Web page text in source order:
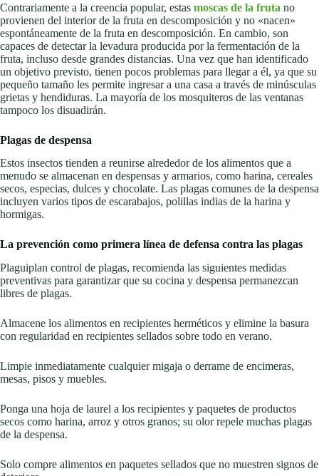
Contrariamente a la creencia popular, estas moscas de la fruta no
provienen del interior de la fruta en descomposición y no «nacen»
espontáneamente de la fruta en descomposición. En cambio, son
capaces de detectar la levadura producida por la fermentación de la
fruta, incluso desde grandes distancias. Una vez que han identificado
un objetivo previsto, tienen pocos problemas para llegar a él, ya que su
pequeño tamaño les permite ingresar a una casa a través de minúsculas
grietas y hendiduras. La mayoría de los mosquiteros de las ventanas
tampoco los disuadirán.
Plagas de despensa
Estos insectos tienden a reunirse alrededor de los alimentos que a
menudo se almacenan en despensas y armarios, como harina, cereales
secos, especias, dulces y chocolate. Las plagas comunes de la despensa
incluyen varios tipos de escarabajos, polillas indias de la harina y
hormigas.
La prevención como primera línea de defensa contra las plagas
Plaguiplan control de plagas, recomienda las siguientes medidas
preventivas para garantizar que su cocina y despensa permanezcan
libres de plagas.
Almacene los alimentos en recipientes herméticos y elimine la basura
con regularidad en recipientes sellados sobre todo en verano.
Limpie inmediatamente cualquier migaja o derrame de encimeras,
mesas, pisos y muebles.
Ponga una hoja de laurel a los recipientes y paquetes de productos
secos como harina, arroz y otros granos; su olor repele muchas plagas
de la despensa.
Solo compre alimentos en paquetes sellados que no muestren signos de